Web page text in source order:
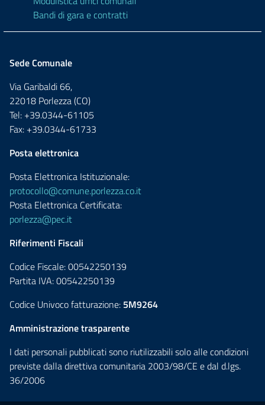
Bandi di gara e contratti
Sede Comunale
Via Garibaldi 66,
22018 Porlezza (CO)
Tel: +39.0344-61105
Fax: +39.0344-61733
Posta elettronica
Posta Elettronica Istituzionale:
protocollo@comune.porlezza.co.it
Posta Elettronica Certificata:
porlezza@pec.it
Riferimenti Fiscali
Codice Fiscale: 00542250139
Partita IVA: 00542250139
Codice Univoco fatturazione: 5M9264
Amministrazione trasparente
I dati personali pubblicati sono riutilizzabili solo alle condizioni
previste dalla direttiva comunitaria 2003/98/CE e dal d.lgs.
36/2006